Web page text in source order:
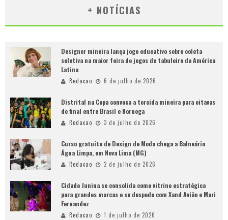
+ NOTÍCIAS
Designer mineira lança jogo educativo sobre coleta
seletiva na maior feira de jogos de tabuleiro da América
Latina
Redacao 6 de julho de 2026
Distrital na Copa convoca a torcida mineira para oitavas
de final entre Brasil e Noruega
Redacao 3 de julho de 2026
Curso gratuito de Design de Moda chega a Balneário
Água Limpa, em Nova Lima (MG)
Redacao 2 de julho de 2026
Cidade Junina se consolida como vitrine estratégica
para grandes marcas e se despede com Xand Avião e Mari
Fernandez
Redacao 1 de julho de 2026